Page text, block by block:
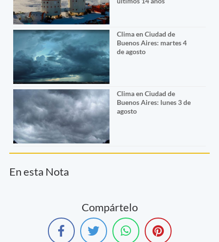
Clima en Ciudad de
Buenos Aires: martes 4
de agosto
Clima en Ciudad de
Buenos Aires: lunes 3 de
agosto
En esta Nota
Compártelo